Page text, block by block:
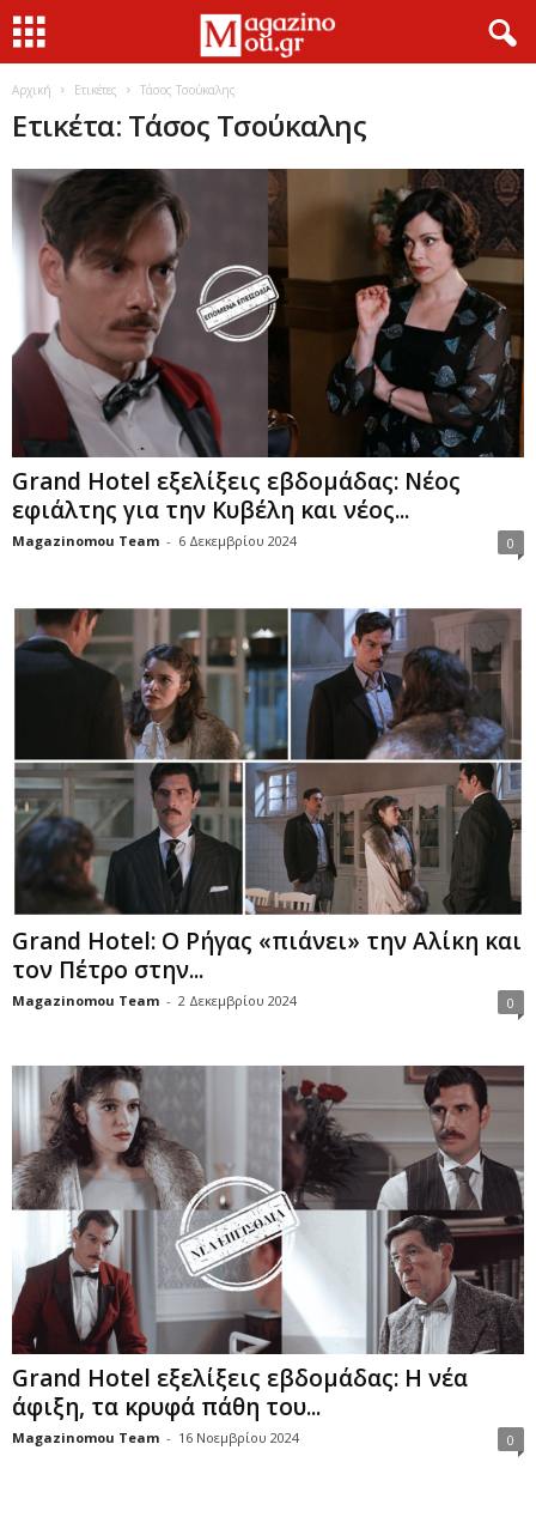
Αρχική Ετικέτες Τάσος Τσούκαλης
Ετικέτα: Τάσος Τσούκαλης
Grand Hotel εξελίξεις εβδομάδας: Νέος
εφιάλτης για την Κυβέλη και νέος...
Magazinomou Team - 6 Δεκεμβρίου 2024 0
Grand Hotel: Ο Ρήγας «πιάνει» την Αλίκη και
τον Πέτρο στην...
Magazinomou Team - 2 Δεκεμβρίου 2024 0
Grand Hotel εξελίξεις εβδομάδας: Η νέα
άφιξη, τα κρυφά πάθη του...
Magazinomou Team - 16 Νοεμβρίου 2024 0